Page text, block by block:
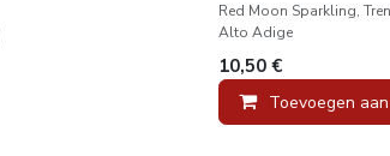
Red Moon Sparkling,
Alto Adige
10,50 €
Toevoegen